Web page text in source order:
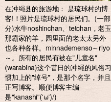
在冲绳县的旅游地： 是琉球村的博
客!！照片是琉球村的居民们。(一部
分)水牛noshinchan、tetchan，老玉
那霸家的羊，园里面的老太太另外
也各种各样。minnademenso～riyo
～。所有的居民有被在"儿童名"
(warabina)这个昔日的冲绳的风俗习
惯加上的"绰号"，是那个名字，并且
正写博客。顺便博客主编
是"kanashi"('ω')/)